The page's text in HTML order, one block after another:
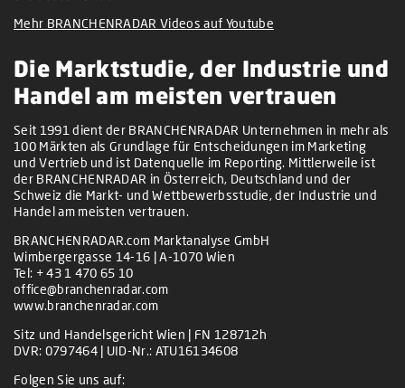
Mehr BRANCHENRADAR Videos auf Youtube
Die Marktstudie, der Industrie und
Handel am meisten vertrauen
Seit 1991 dient der BRANCHENRADAR Unternehmen in mehr als
100 Märkten als Grundlage für Entscheidungen im Marketing
und Vertrieb und ist Datenquelle im Reporting. Mittlerweile ist
der BRANCHENRADAR in Österreich, Deutschland und der
Schweiz die Markt- und Wettbewerbsstudie, der Industrie und
Handel am meisten vertrauen.
BRANCHENRADAR.com Marktanalyse GmbH
Wimbergergasse 14-16 | A-1070 Wien
Tel: + 43 1 470 65 10
office@branchenradar.com
www.branchenradar.com
Sitz und Handelsgericht Wien | FN 128712h
DVR: 0797464 | UID-Nr.: ATU16134608
Folgen Sie uns auf: